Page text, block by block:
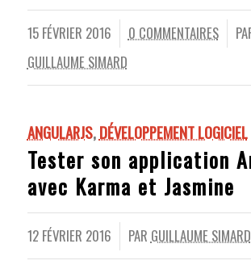
15 FÉVRIER 2016 0 COMMENTAIRES
/
GUILLAUME SIMARD
ANGULARJS,DÉVELOPPEMENT LOGICIEL
Tester son application
avec Karma et Jasmine
12 FÉVRIER 2016 PAR GUILLAUME SIMARD